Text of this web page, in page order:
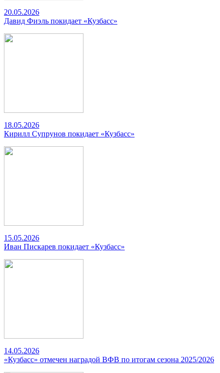
20.05.2026
Давид Фиэль покидает «Кузбасс»
18.05.2026
Кирилл Супрунов покидает «Кузбасс»
15.05.2026
Иван Пискарев покидает «Кузбасс»
14.05.2026
«Кузбасс» отмечен наградой ВФВ по итогам сезона 2025/2026